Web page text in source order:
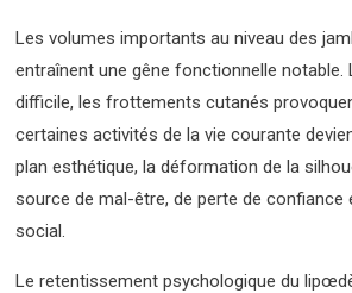
Les volumes importants au niveau des
entraînent une gêne fonctionnelle notable.
difficile, les frottements cutanés
certaines activités de la vie courante
plan esthétique, la déformation de la
source de mal-être, de perte de confiance
social.
Le retentissement psychologique du